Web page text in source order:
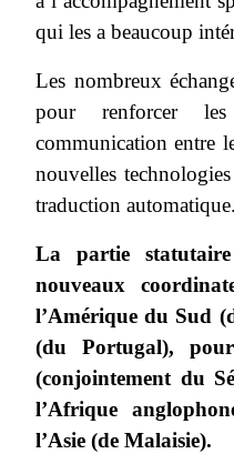
qui les a beaucoup
Les nombreux
pour renforcer
communication entre
nouvelles
traduction automatique.
La partie
nouveaux
l’Amérique du Sud
(du Portugal),
(conjointement du
l’Afrique
l’Asie (de Malaisie).